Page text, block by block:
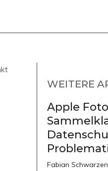
WEITERE
Apple
Fabian